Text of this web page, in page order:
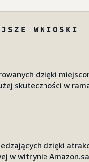
WNIOSKI
dzięki
skuteczności w
dzięki
w witrynie Amazon.sa